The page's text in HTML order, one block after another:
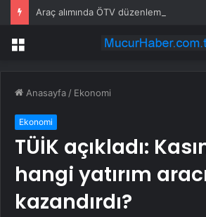
Menü
Anasayfa / Ekonomi
Ekonomi
TÜİK açıkladı:
hangi yatırım
kazandırdı?